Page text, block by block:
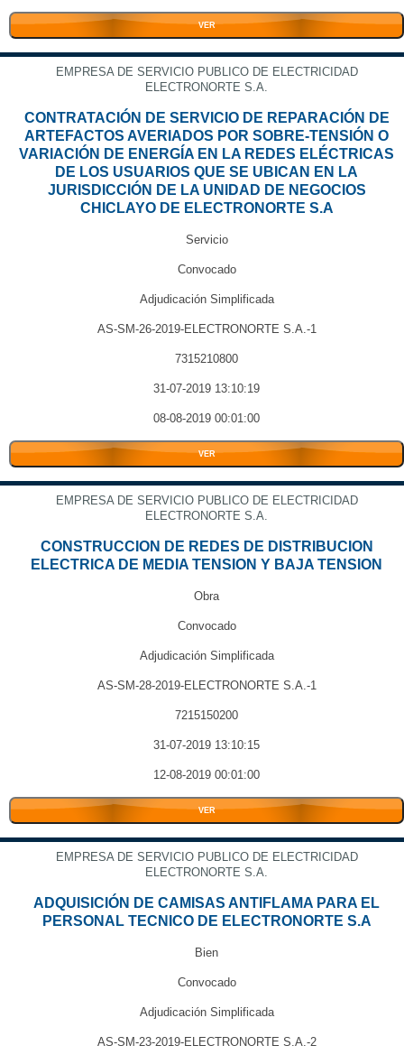
VER
EMPRESA DE SERVICIO PUBLICO DE ELECTRICIDAD
ELECTRONORTE S.A.
CONTRATACIÓN DE SERVICIO DE REPARACIÓN DE
ARTEFACTOS AVERIADOS POR SOBRE-TENSIÓN O
VARIACIÓN DE ENERGÍA EN LA REDES ELÉCTRICAS
DE LOS USUARIOS QUE SE UBICAN EN LA
JURISDICCIÓN DE LA UNIDAD DE NEGOCIOS
CHICLAYO DE ELECTRONORTE S.A
Servicio
Convocado
Adjudicación Simplificada
AS-SM-26-2019-ELECTRONORTE S.A.-1
7315210800
31-07-2019 13:10:19
08-08-2019 00:01:00
VER
EMPRESA DE SERVICIO PUBLICO DE ELECTRICIDAD
ELECTRONORTE S.A.
CONSTRUCCION DE REDES DE DISTRIBUCION
ELECTRICA DE MEDIA TENSION Y BAJA TENSION
Obra
Convocado
Adjudicación Simplificada
AS-SM-28-2019-ELECTRONORTE S.A.-1
7215150200
31-07-2019 13:10:15
12-08-2019 00:01:00
VER
EMPRESA DE SERVICIO PUBLICO DE ELECTRICIDAD
ELECTRONORTE S.A.
ADQUISICIÓN DE CAMISAS ANTIFLAMA PARA EL
PERSONAL TECNICO DE ELECTRONORTE S.A
Bien
Convocado
Adjudicación Simplificada
AS-SM-23-2019-ELECTRONORTE S.A.-2